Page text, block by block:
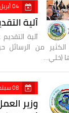
04 أبريل 2020
آلية
آلية
من
(خلي…
08 سبتمبر 2020